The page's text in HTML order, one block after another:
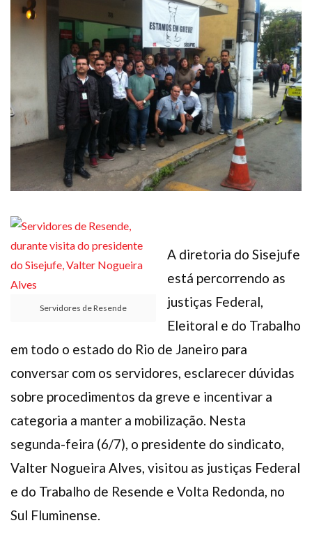
Servidores de Resende
A diretoria do Sisejufe
está percorrendo as
justiças Federal,
Eleitoral e do Trabalho
em todo o estado do Rio de Janeiro para
conversar com os servidores, esclarecer dúvidas
sobre procedimentos da greve e incentivar a
categoria a manter a mobilização. Nesta
segunda-feira (6/7), o presidente do sindicato,
Valter Nogueira Alves, visitou as justiças Federal
e do Trabalho de Resende e Volta Redonda, no
Sul Fluminense.
Plano de Saúde
Assistência Funeral
Pós-graduação
FacebookInstagramTwitter YoutubeTikTok Whatsapp